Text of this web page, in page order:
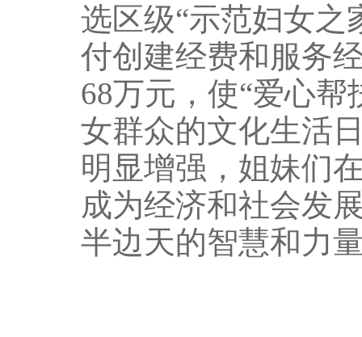
选区级“示范妇女之
付创建经费和服务
68万元，使“爱心
女群众的文化生活
明显增强，姐妹们
成为经济和社会发
半边天的智慧和力